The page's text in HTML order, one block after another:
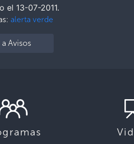
el 13-07-2011.
alerta verde
a Avisos